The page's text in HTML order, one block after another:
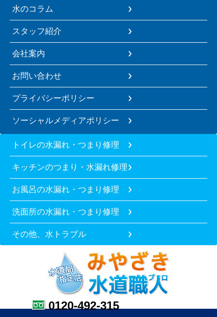
水のコラム
スタッフ紹介
会社案内
お問い合わせ
プライバシーポリシー
ソーシャルメディアポリシー
トイレの水漏れ・つまり修理
キッチンのつまり・水漏れ修理
お風呂の水漏れ・つまり修理
洗面所の水漏れ・つまり修理
その他、水トラブル
0120-492-315